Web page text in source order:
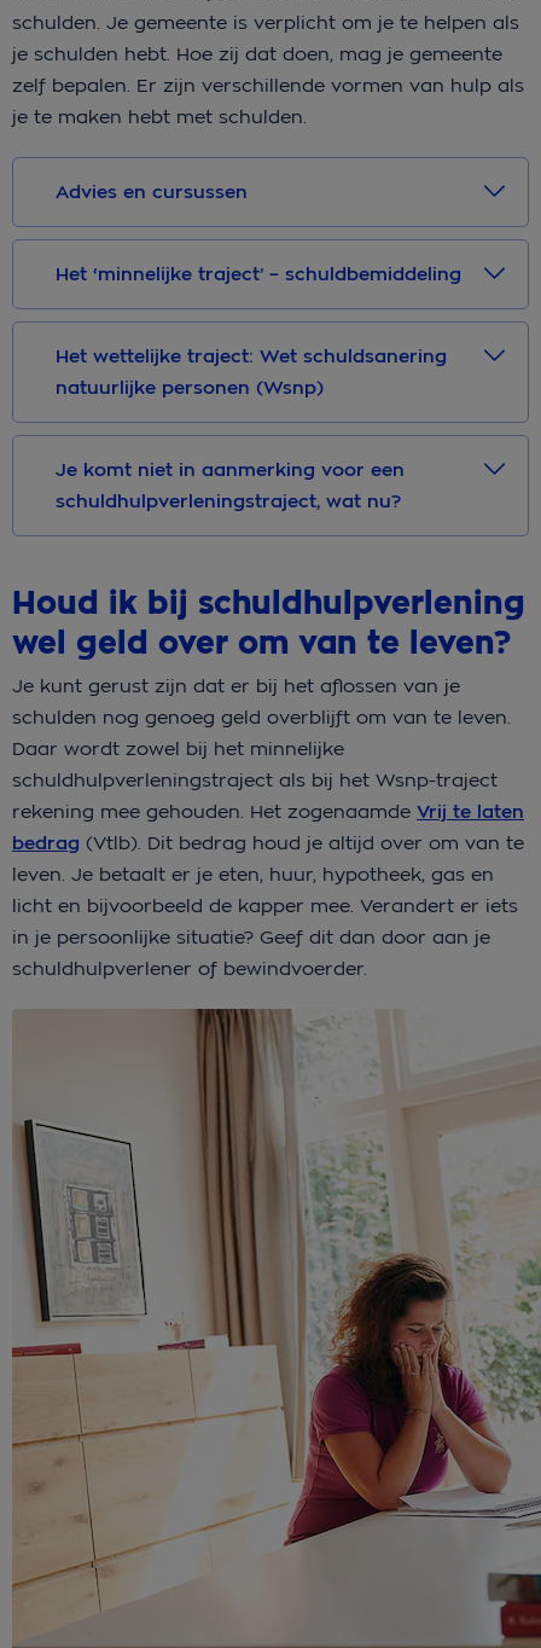
schulden. Je gemeente is verplicht om je te helpen als
je schulden hebt. Hoe zij dat doen, mag je gemeente
zelf bepalen. Er zijn verschillende vormen van hulp als
je te maken hebt met schulden.
Advies en cursussen
Het ‘minnelijke traject’ – schuldbemiddeling
Het wettelijke traject: Wet schuldsanering
natuurlijke personen (Wsnp)
Je komt niet in aanmerking voor een
schuldhulpverleningstraject, wat nu?
Houd ik bij schuldhulpverlening
wel geld over om van te leven?
Je kunt gerust zijn dat er bij het aflossen van je
schulden nog genoeg geld overblijft om van te leven.
Daar wordt zowel bij het minnelijke
schuldhulpverleningstraject als bij het Wsnp-traject
rekening mee gehouden. Het zogenaamde Vrij te laten
bedrag (Vtlb). Dit bedrag houd je altijd over om van te
leven. Je betaalt er je eten, huur, hypotheek, gas en
licht en bijvoorbeeld de kapper mee. Verandert er iets
in je persoonlijke situatie? Geef dit dan door aan je
schuldhulpverlener of bewindvoerder.